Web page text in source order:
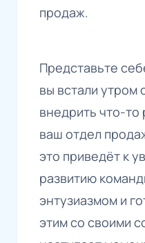
продаж.
Представьте
вы встали утром
внедрить что-
ваш отдел
это приведёт к
развитию
энтузиазмом и
этим со своими